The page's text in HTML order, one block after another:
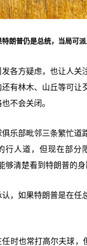
朗普仍是总统，当局可
各方疑虑，也让人关
有林木、山丘等可让
不会关闭。
乐部毗邻三条繁忙道
行人道，但现在部分
够清楚看到特朗普的
，如果特朗普是在任
时也常打高尔夫球